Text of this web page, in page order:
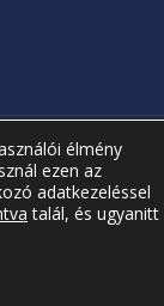
élmény
ezen az
adatkezeléssel
talál, és ugyanitt
2025.05.21.